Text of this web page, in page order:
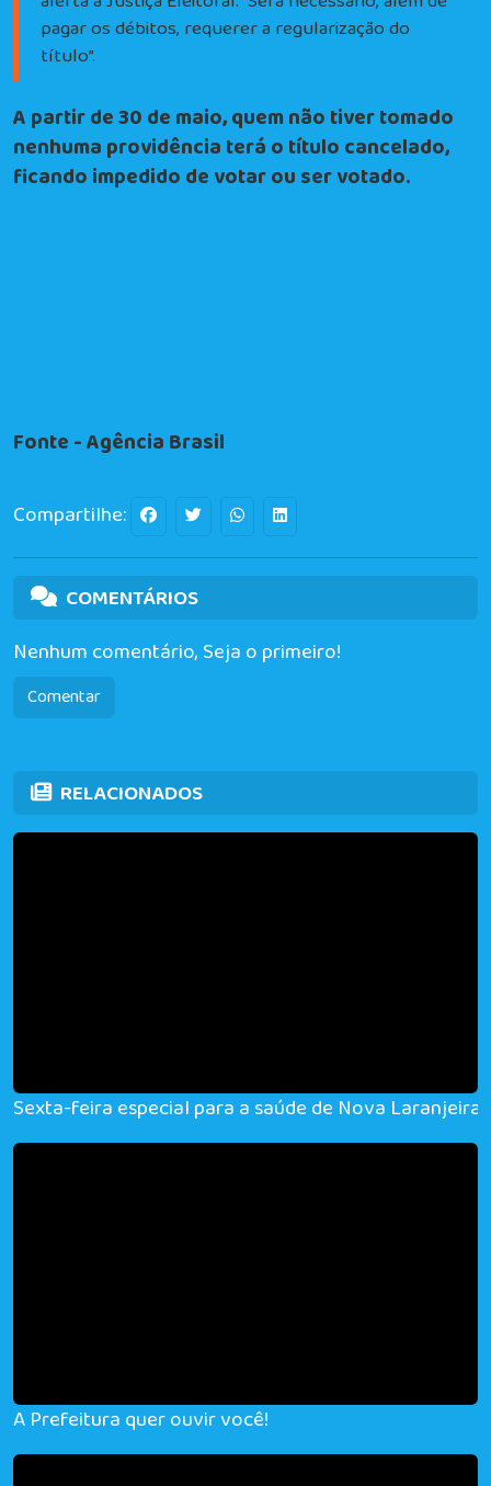
pagar os débitos, requerer a regularização do
título”.
A partir de 30 de maio, quem não tiver tomado
nenhuma providência terá o título cancelado,
ficando impedido de votar ou ser votado.
Fonte - Agência Brasil
Compartilhe:
COMENTÁRIOS
Nenhum comentário, Seja o primeiro!
Comentar
RELACIONADOS
Sexta-feira especial para a saúde de Nova
A Prefeitura quer ouvir você!